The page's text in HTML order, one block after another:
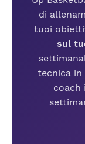
di
tuoi
sul
tecnica
coach